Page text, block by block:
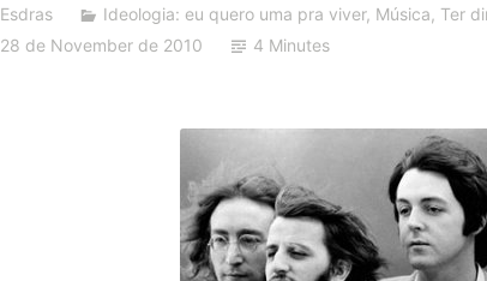
Esdras Ideologia: eu quero uma pra viver, Música, Ter
28 de November de 2010
4 Minutes